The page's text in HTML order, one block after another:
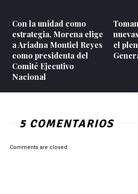
Con la unidad como
estrategia, Morena elige
a Ariadna Montiel Reyes
como presidenta del
Comité Ejecutivo
Nacional
el
5 COMENTARIOS
Comments are closed.